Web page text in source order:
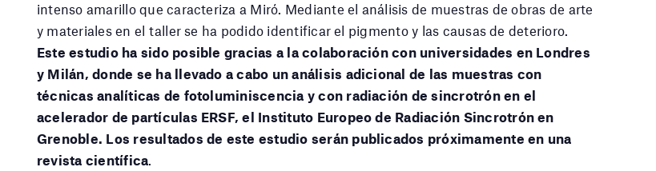
intenso amarillo que caracteriza a Miró. Mediante el análisis de muestras de obras de arte
y materiales en el taller se ha podido identificar el pigmento y las causas de deterioro.
Este estudio ha sido posible gracias a la colaboración con universidades en Londres
y Milán, donde se ha llevado a cabo un análisis adicional de las muestras con
técnicas analíticas de fotoluminiscencia y con radiación de sincrotrón en el
acelerador de partículas ERSF, el Instituto Europeo de Radiación Sincrotrón en
Grenoble. Los resultados de este estudio serán publicados próximamente en una
revista científica.